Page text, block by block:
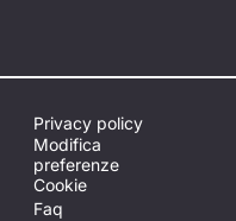
Privacy policy
Modifica
preferenze
Cookie
Faq